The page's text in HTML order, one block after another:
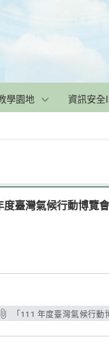
學園地 資訊安全
臺灣氣候行動博覽
「111 年度臺灣氣候行